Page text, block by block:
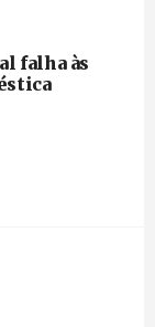
falha às